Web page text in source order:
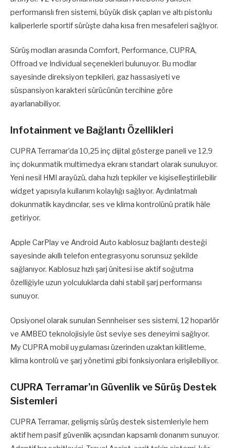
performanslı fren sistemi, büyük disk çapları ve altı pistonlu
kaliperlerle sportif sürüşte daha kısa fren mesafeleri sağlıyor.
Sürüş modları arasında Comfort, Performance, CUPRA,
Offroad ve Individual seçenekleri bulunuyor. Bu modlar
sayesinde direksiyon tepkileri, gaz hassasiyeti ve
süspansiyon karakteri sürücünün tercihine göre
ayarlanabiliyor.
Infotainment ve Bağlantı Özellikleri
CUPRA Terramar’da 10,25 inç dijital gösterge paneli ve 12,9
inç dokunmatik multimedya ekranı standart olarak sunuluyor.
Yeni nesil HMI arayüzü, daha hızlı tepkiler ve kişiselleştirilebilir
widget yapısıyla kullanım kolaylığı sağlıyor. Aydınlatmalı
dokunmatik kaydırıcılar, ses ve klima kontrolünü pratik hâle
getiriyor.
Apple CarPlay ve Android Auto kablosuz bağlantı desteği
sayesinde akıllı telefon entegrasyonu sorunsuz şekilde
sağlanıyor. Kablosuz hızlı şarj ünitesi ise aktif soğutma
özelliğiyle uzun yolculuklarda dahi stabil şarj performansı
sunuyor.
Opsiyonel olarak sunulan Sennheiser ses sistemi, 12 hoparlör
ve AMBEO teknolojisiyle üst seviye ses deneyimi sağlıyor.
My CUPRA mobil uygulaması üzerinden uzaktan kilitleme,
klima kontrolü ve şarj yönetimi gibi fonksiyonlara erişilebiliyor.
CUPRA Terramar’ın Güvenlik ve Sürüş Destek
Sistemleri
CUPRA Terramar, gelişmiş sürüş destek sistemleriyle hem
aktif hem pasif güvenlik açısından kapsamlı donanım sunuyor.